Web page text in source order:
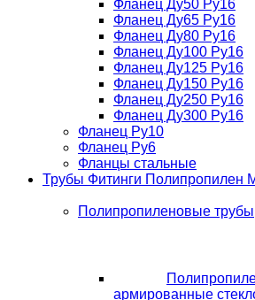
Фланец Ду50 Ру16
Фланец Ду65 Ру16
Фланец Ду80 Ру16
Фланец Ду100 Ру16
Фланец Ду125 Ру16
Фланец Ду150 Ру16
Фланец Ду250 Ру16
Фланец Ду300 Ру16
Фланец Ру10
Фланец Ру6
Фланцы стальные
Трубы Фитинги Полипропилен
Полипропиленовые трубы
армированные